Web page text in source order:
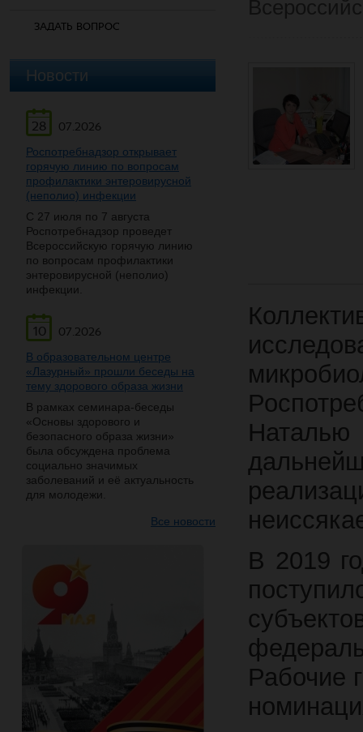
ЗАДАТЬ ВОПРОС
Новости
28
07.2026
Роспотребнадзор открывает
горячую линию по вопросам
профилактики энтеровирусной
(неполио) инфекции
С 27 июля по 7 августа
Роспотребнадзор проведет
Всероссийскую горячую линию
по вопросам профилактики
энтеровирусной (неполио)
инфекции.
10
07.2026
В образовательном центре
«Лазурный» прошли беседы на
тему здорового образа жизни
В рамках семинара-беседы
«Основы здорового и
безопасного образа жизни»
была обсуждена проблема
социально значимых
заболеваний и её актуальность
для молодежи.
Все новости
В 2019
Рабочие